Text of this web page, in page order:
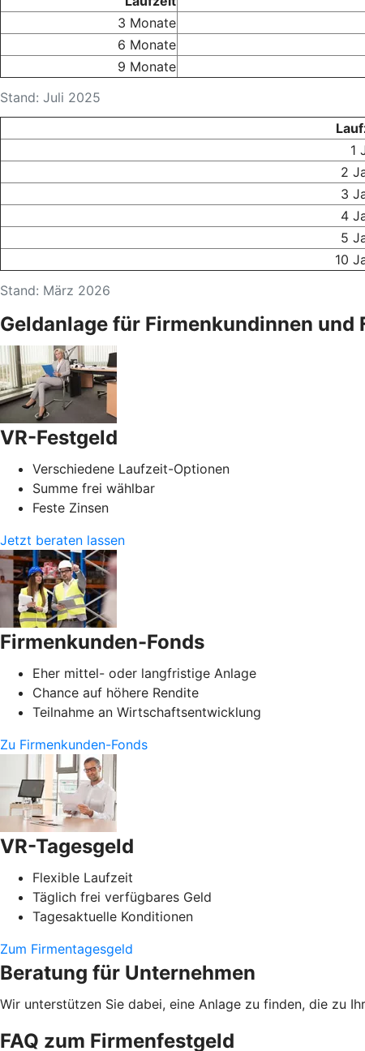
Stand: Juli 2025
3 Monate
6 Monate
9 Monate
Stand: März 2026
1
2
3
4
5
10
Geldanlage für Firmenkundinnen
VR-Festgeld
Verschiedene Laufzeit-Optionen
Summe frei wählbar
Feste Zinsen
Jetzt beraten lassen
Firmenkunden-Fonds
Eher mittel- oder langfristige Anlage
Chance auf höhere Rendite
Teilnahme an Wirtschaftsentwicklung
Zu Firmenkunden-Fonds
VR-Tagesgeld
Flexible Laufzeit
Täglich frei verfügbares Geld
Tagesaktuelle Konditionen
Zum Firmentagesgeld
Beratung für Unternehmen
Wir unterstützen Sie dabei, eine Anlage zu finden, die zu
FAQ zum Firmenfestgeld